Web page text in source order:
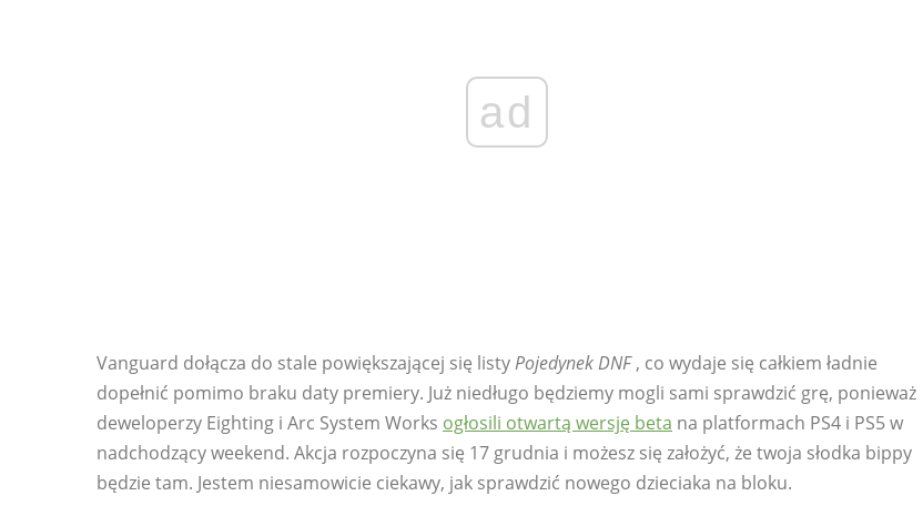
ad
Vanguard dołącza do stale powiększającej się listyPojedynek DNF, co wydaje się całkiem ładnie
dopełnić pomimo braku daty premiery. Już niedługo będziemy mogli sami sprawdzić grę, ponieważ
deweloperzy Eighting i Arc System Works ogłosili otwartą wersję beta na platformach PS4 i PS5 w
nadchodzący weekend. Akcja rozpoczyna się 17 grudnia i możesz się założyć, że twoja słodka bippy
będzie tam. Jestem niesamowicie ciekawy, jak sprawdzić nowego dzieciaka na bloku.